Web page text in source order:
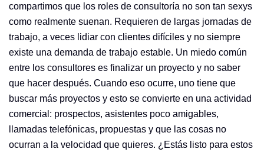
compartimos que los roles de consultoría no son tan sexys
como realmente suenan. Requieren de largas jornadas de
trabajo, a veces lidiar con clientes difíciles y no siempre
existe una demanda de trabajo estable. Un miedo común
entre los consultores es finalizar un proyecto y no saber
que hacer después. Cuando eso ocurre, uno tiene que
buscar más proyectos y esto se convierte en una actividad
comercial: prospectos, asistentes poco amigables,
llamadas telefónicas, propuestas y que las cosas no
ocurran a la velocidad que quieres. ¿Estás listo para estos